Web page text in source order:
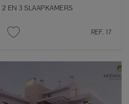
EN 3 SLAAPKAMERS
REF. 17